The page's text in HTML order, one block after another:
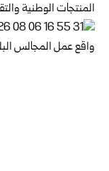
المنتجات الوطنية